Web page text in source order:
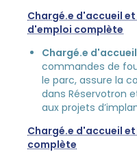
Chargé.e d'accueil
d'emploi complète
Chargé.e
commandes de
le parc, assure la
dans Réservotron
aux projets
Chargé.e d'accueil
complète